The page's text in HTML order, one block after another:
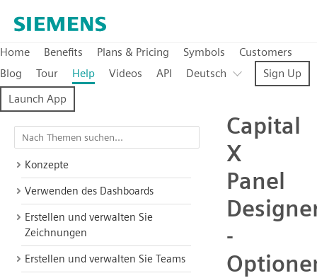
Home Benefits Plans & Pricing Symbols
Customers
Blog
Tour Help Videos API Deutsch
Sign Up
Launch App
Konzepte
Verwenden des Dashboards
Erstellen und verwalten Sie
Zeichnungen
Erstellen und verwalten Sie Teams
Capital
X
Panel
-